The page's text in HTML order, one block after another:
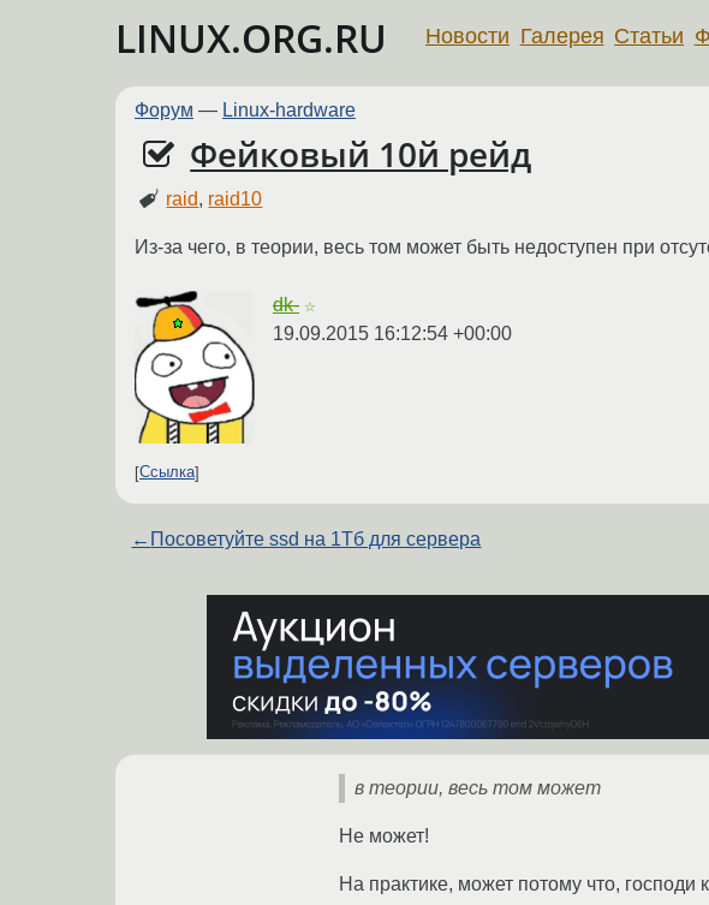
LINUX.ORG.RU Новости Галерея Статьи
Форум — Linux-hardware
Фейковый 10й рейд
raid, raid10
Из-за чего, в теории, весь том может быть недоступен при
dk- ☆
19.09.2015 16:12:54 +00:00
Ссылка
← Посоветуйте ssd на 1Тб для сервера
в теории, весь том может
Не может!
На практике, может потому что, господи